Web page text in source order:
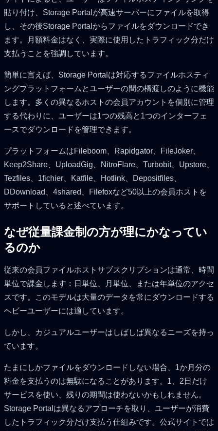
貼り付け、Storage Portalが高速サーバーにファイルを取得
し、その後Storage Portalからファイルをダウンロードでき
ます。月額料金はなく、実際に使用したトラフィック分だけ
支払うことを強調しています。
簡単に言えば、Storage Portalは対応するファイルホスティ
ングプラットフォームとユーザーの間の橋渡しのように機能
します。多くの異なるホストの会員アカウントを個別に管理
する代わりに、ユーザーは1つの残高と1つのインターフェ
ースでダウンロードを管理できます。
プラットフォームはFileboom、Rapidgator、FileJoker、
Keep2Share、UploadGig、NitroFlare、Turbobit、Upstore、
Tezfiles、1fichier、Katfile、Hotlink、Depositfiles、
DDownload、4shared、Filefoxなど50以上の会員ホストを
サポートしていると述べています。
なぜ従量課金制の方が理にかなってい
るのか
従来の会員ファイルホストサブスクリプションは通常、時間
単位で課金します：日単位、月単位、または年単位のアクセ
スです。このモデルは大量のデータを常にダウンロードする
ヘビーユーザーには適しています。
しかし、カジュアルユーザーはしばしば異なるニーズを持っ
ています。
たまにしかファイルをダウンロードしない場合、1か月分の
料金を支払うのは無駄になることがあります。1、2日だけ
サービスを使い、残りの期間は使わないかもしれません。
Storage Portalは異なるアプローチを取り、ユーザーが消費
したトラフィック分だけ支払う仕組みです。公式サイトでは